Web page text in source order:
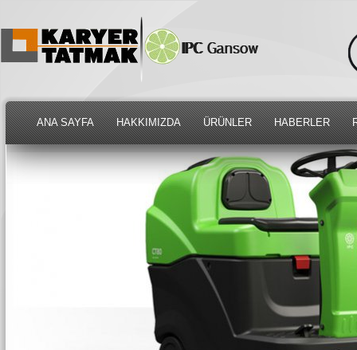
ANA SAYFA HAKKIMIZDA ÜRÜNLER HABERLER